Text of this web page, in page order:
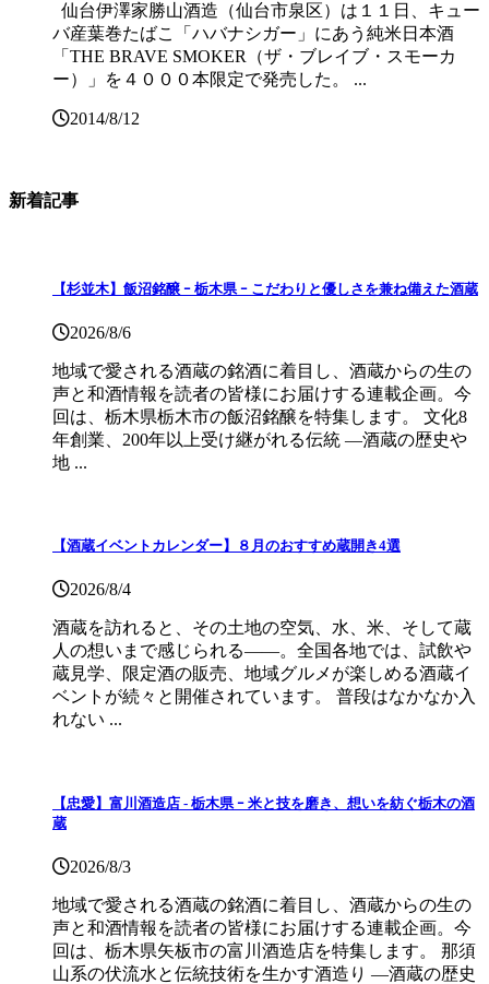
仙台伊澤家勝山酒造（仙台市泉区）は１１日、キュー
バ産葉巻たばこ「ハバナシガー」にあう純米日本酒
「THE BRAVE SMOKER（ザ・ブレイブ・スモーカ
ー）」を４０００本限定で発売した。 ...
2014/8/12
新着記事
【杉並木】飯沼銘醸 ｰ 栃木県 ｰ こだわりと優しさを兼ね備えた酒蔵
2026/8/6
地域で愛される酒蔵の銘酒に着目し、酒蔵からの生の
声と和酒情報を読者の皆様にお届けする連載企画。今
回は、栃木県栃木市の飯沼銘醸を特集します。 文化8
年創業、200年以上受け継がれる伝統 ―酒蔵の歴史や
地 ...
【酒蔵イベントカレンダー】８月のおすすめ蔵開き4選
2026/8/4
酒蔵を訪れると、その土地の空気、水、米、そして蔵
人の想いまで感じられる——。全国各地では、試飲や
蔵見学、限定酒の販売、地域グルメが楽しめる酒蔵イ
ベントが続々と開催されています。 普段はなかなか入
れない ...
【忠愛】富川酒造店 ‐ 栃木県 ｰ 米と技を磨き、想いを紡ぐ栃木の酒
蔵
2026/8/3
地域で愛される酒蔵の銘酒に着目し、酒蔵からの生の
声と和酒情報を読者の皆様にお届けする連載企画。今
回は、栃木県矢板市の富川酒造店を特集します。 那須
山系の伏流水と伝統技術を生かす酒造り ―酒蔵の歴史